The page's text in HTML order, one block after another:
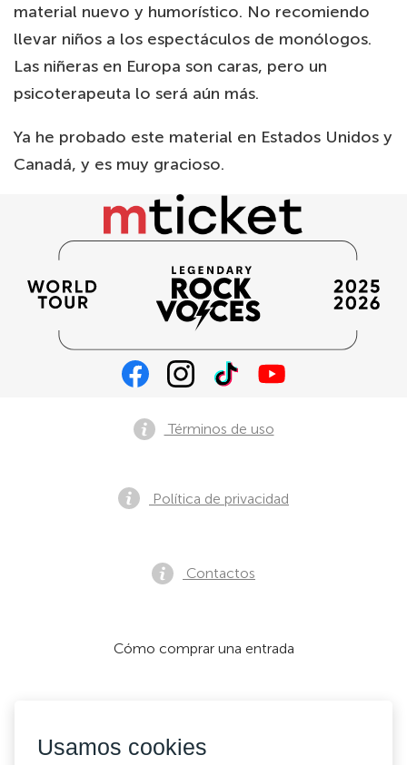
material nuevo y humorístico. No recomiendo
llevar niños a los espectáculos de monólogos.
Las niñeras en Europa son caras, pero un
psicoterapeuta lo será aún más.
Ya he probado este material en Estados Unidos y
Canadá, y es muy gracioso.
Términos de uso
Política de privacidad
Contactos
Cómo comprar una entrada
Usamos cookies